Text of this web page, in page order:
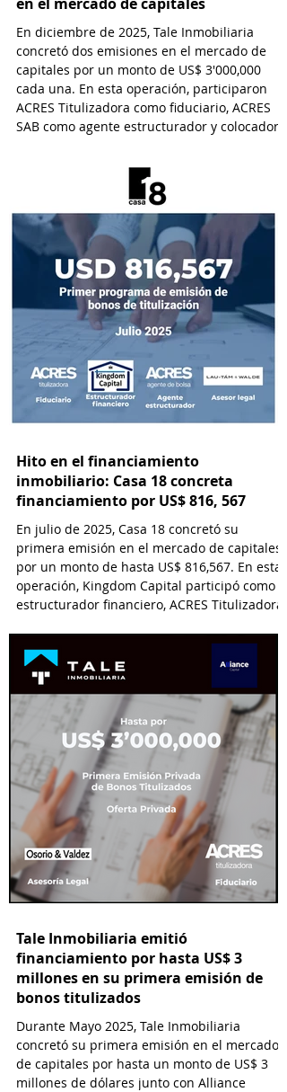
En diciembre de 2025, Tale Inmobiliaria
concretó dos emisiones en el mercado de
capitales por un monto de US$ 3'000,000
cada una. En esta operación, participaron
ACRES Titulizadora como fiduciario, ACRES
SAB como agente estructurador y colocador,
Hito en el financiamiento
inmobiliario: Casa 18 concreta
financiamiento por US$ 816, 567
En julio de 2025, Casa 18 concretó su
primera emisión en el mercado de capitales
por un monto de hasta US$ 816,567. En esta
operación, Kingdom Capital participó como
estructurador financiero, ACRES Titulizadora
Estructurador y Lau-Tam & Walde como
asesor legal.
Tale Inmobiliaria emitió
financiamiento por hasta US$ 3
millones en su primera emisión de
bonos titulizados
Durante Mayo 2025, Tale Inmobiliaria
concretó su primera emisión en el mercado
de capitales por hasta un monto de US$ 3
millones de dólares junto con Alliance